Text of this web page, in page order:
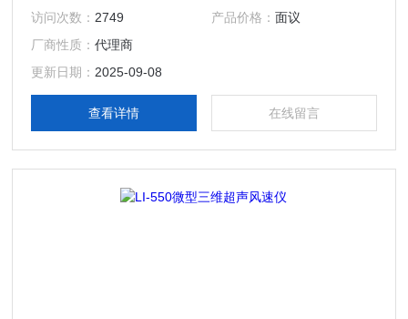
访问次数： 2749 产品价格： 面议
厂商性质：代理商
更新日期： 2025-09-08
查看详情 在线留言